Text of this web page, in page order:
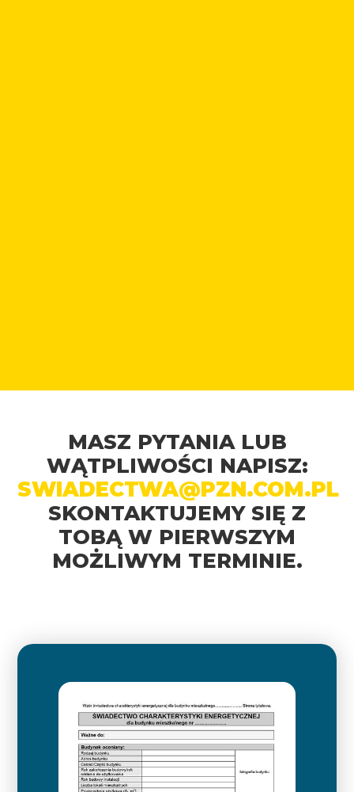
MASZ PYTANIA LUB
WĄTPLIWOŚCI NAPISZ:
SWIADECTWA@PZN.COM.PL
SKONTAKTUJEMY SIĘ Z
TOBĄ W PIERWSZYM
MOŻLIWYM TERMINIE.